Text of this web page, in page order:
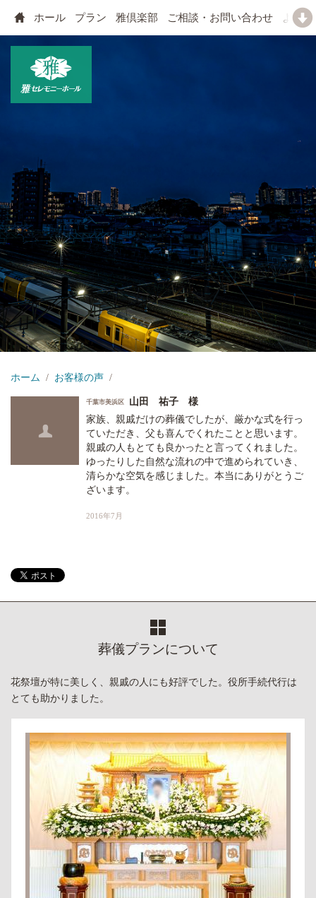
ホール プラン 雅倶楽部 ご相談・お問い合わせ よく
ホーム お客様の声
千葉市美浜区
山田 祐子 様
家族、親戚だけの葬儀でしたが、厳かな式を行っ
ていただき、父も喜んでくれたことと思います。
親戚の人もとても良かったと言ってくれました。
ゆったりした自然な流れの中で進められていき、
清らかな空気を感じました。本当にありがとうご
ざいます。
2016年7月
葬儀プランについて
花祭壇が特に美しく、親戚の人にも好評でした。役所手続代行は
とても助かりました。